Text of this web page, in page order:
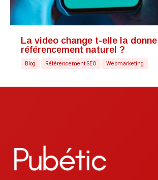
La video change t-elle la
référencement naturel ?
Blog Référencement SEO Webmarketing